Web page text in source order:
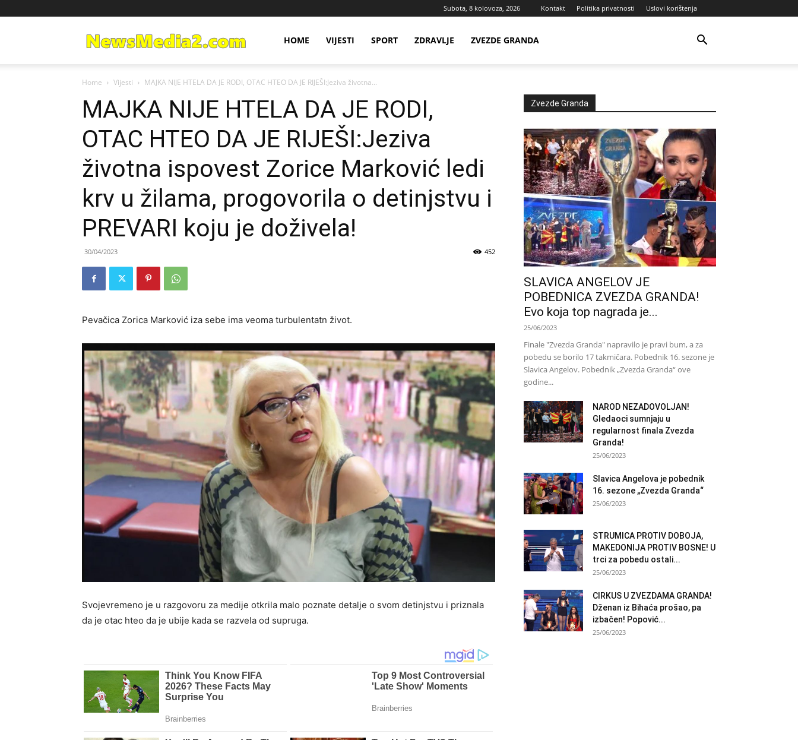
Subota, 8 kolovoza, 2026 Kontakt Politika privatnosti Uslovi korištenja
Media
HOME VIJESTI SPORT ZDRAVLJE ZVEZDE GRANDA
Home Vijesti MAJKA NIJE HTELA DA JE RODI, OTAC HTEO DA JE RIJEŠI:Jeziva životna...
MAJKA NIJE HTELA DA JE RODI,
OTAC HTEO DA JE RIJEŠI:Jeziva
životna ispovest Zorice Marković ledi
krv u žilama, progovorila o detinjstvu i
PREVARI koju je doživela!
30/04/2023 452
Pevačica Zorica Marković iza sebe ima veoma turbulentatn život.
Svojevremeno je u razgovoru za medije otkrila malo poznate detalje o svom detinjstvu i priznala
da je otac hteo da je ubije kada se razvela od supruga.
Zvezde Granda
SLAVICA ANGELOV JE
POBEDNICA ZVEZDA GRANDA!
Evo koja top nagrada je...
25/06/2023
Finale "Zvezda Granda" napravilo je pravi bum, a za
pobedu se borilo 17 takmičara. Pobednik 16. sezone je
Slavica Angelov. Pobednik „Zvezda Granda“ ove
godine...
NAROD NEZADOVOLJAN!
Gledaoci sumnjaju u
regularnost finala Zvezda
Granda!
25/06/2023
Slavica Angelova je pobednik
16. sezone „Zvezda Granda“
25/06/2023
STRUMICA PROTIV DOBOJA,
MAKEDONIJA PROTIV BOSNE! U
trci za pobedu ostali...
25/06/2023
CIRKUS U ZVEZDAMA GRANDA!
Dženan iz Bihaća prošao, pa
izbačen! Popović...
25/06/2023